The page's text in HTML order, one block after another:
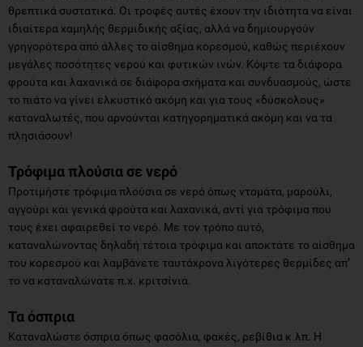
θρεπτικά συστατικά. Οι τροφές αυτές έχουν την ιδιότητα να είναι
ιδιαίτερα χαμηλής θερμιδικής αξίας, αλλά να δημιουργούν
γρηγορότερα από άλλες το αίσθημα κορεσμού, καθώς περιέχουν
μεγάλες ποσότητες νερού και φυτικών ινών. Κόψτε τα διάφορα
φρούτα και λαχανικά σε διάφορα σχήματα και συνδυασμούς, ώστε
το πιάτο να γίνει ελκυστικό ακόμη και για τους «δύσκολους»
καταναλωτές, που αρνούνται κατηγορηματικά ακόμη και να τα
πλησιάσουν!
Τρόφιμα πλούσια σε νερό
Προτιμήστε τρόφιμα πλούσια σε νερό όπως ντομάτα, μαρούλι,
αγγούρι και γενικά φρούτα και λαχανικά, αντί για τρόφιμα που
τους έχει αφαιρεθεί το νερό. Με τον τρόπο αυτό,
καταναλώνοντας δηλαδή τέτοια τρόφιμα και αποκτάτε το αίσθημα
του κορεσμού και λαμβάνετε ταυτόχρονα λιγότερες θερμίδες απ’
το να καταναλώνατε π.χ. κριτσίνια.
Τα όσπρια
Καταναλώστε όσπρια όπως φασόλια, φακές, ρεβίθια κ.λπ. Η